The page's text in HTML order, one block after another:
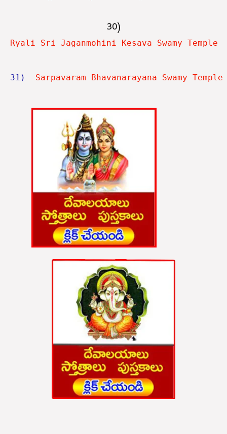
30)
Ryali Sri Jaganmohini Kesava Swamy Temple
31)
  Sarpavaram Bhavanarayana Swamy Temple